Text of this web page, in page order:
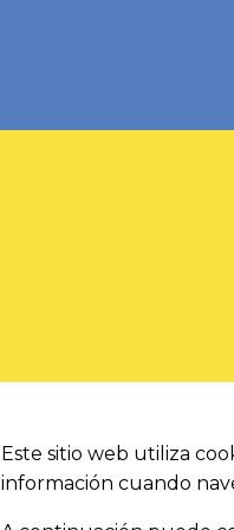
Este sitio web utiliza
información cuando